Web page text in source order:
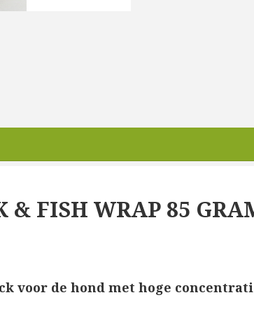
& FISH WRAP 85
voor de hond met hoge